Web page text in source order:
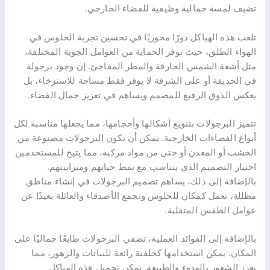
تضيف لمسة جمالية وظيفية للفضاء الخارجي.
تلعب هذه الهياكل دورًا محوريًا في تحسين تجربة الجلوس في
الهواء الطلق، حيث توفر الحماية من العوامل الجوية المختلفة،
مثل أشعة الشمس الحارقة والمطر المفاجئ. إن وجود برجولة
في الحديقة أو على الشرفة لا يوفر فقط مساحة للاسترخاء، بل
يعكس الذوق الرفيع للمصمم ويساهم في تعزيز جمال الفضاء.
تتميز البرجولات بتنويع أشكالها وأحجامها، مما يجعلها مناسبة لكل
أنواع الفضاءات الخارجية. يمكن أن تكون البرجولات مصنوعة من
الخشب أو المعدن أو حتى من مواد مركبة، مما يتيح للمستخدمين
اختيار التصميم الذي يتناسب مع نمط حياتهم وميزانيتهم.
بالإضافة إلى ذلك، يساهم تصميم البرجولات في إنشاء مناطق
مظللة، تعمل كمكان للجلوس وتجمع الأصدقاء والعائلة بعيدًا عن
عوامل الطقس المتقلبة.
بالإضافة إلى الفوائد العملية، تضفي البرجولات طابعًا جماليًا على
المكان. يمكن استخدامها كخلفية رائعة للنباتات والزهور، مما
يعزز الشعور بالهدوء والطبيعة. يمكن تجميل هذه الهياكل